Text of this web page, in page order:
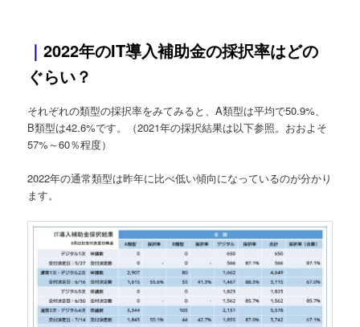
｜2022年のIT導入補助金の採択率はどの
ぐらい？
それぞれの類型の採択率をみてみると、A類型は平均で50.9%、
B類型は42.6%です。（2021年の採択結果は以下参照。おおよそ
57%～60％程度）
2022年の通常類型は昨年に比べ低い傾向になっているのが分かり
ます。